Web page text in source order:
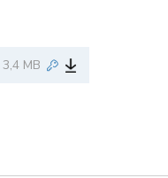
3,4 MB